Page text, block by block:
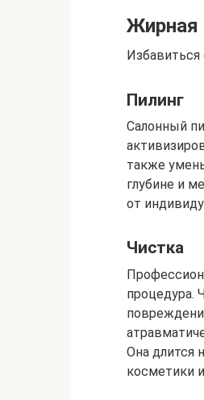
Жирная
Пилинг
Салонный
также
глубине и
от
Чистка
процедура.
Она длится
косметики